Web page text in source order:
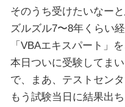
そのうち受けたいなー
ズルズル7〜8年くらい
「VBAエキスパート」
本日ついに受験してま
で、まあ、テストセン
もう試験当日に結果出